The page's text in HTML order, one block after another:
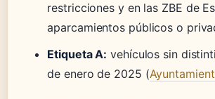
restricciones y en las ZBE de
aparcamientos públicos o
Etiqueta A: vehículos sin
de enero de 2025 (